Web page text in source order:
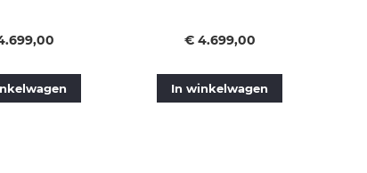
Vanaf
€ 4.699,00
In winkelwagen